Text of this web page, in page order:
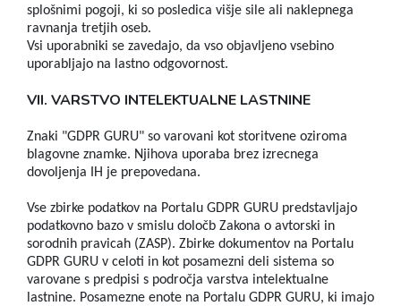
splošnimi pogoji, ki so posledica višje sile ali naklepnega
ravnanja tretjih oseb.
Vsi uporabniki se zavedajo, da vso objavljeno vsebino
uporabljajo na lastno odgovornost.
VII. VARSTVO INTELEKTUALNE LASTNINE
Znaki "GDPR GURU" so varovani kot storitvene oziroma
blagovne znamke. Njihova uporaba brez izrecnega
dovoljenja IH je prepovedana.
Vse zbirke podatkov na Portalu GDPR GURU predstavljajo
podatkovno bazo v smislu določb Zakona o avtorski in
sorodnih pravicah (ZASP). Zbirke dokumentov na Portalu
GDPR GURU v celoti in kot posamezni deli sistema so
varovane s predpisi s področja varstva intelektualne
lastnine. Posamezne enote na Portalu GDPR GURU, ki imajo